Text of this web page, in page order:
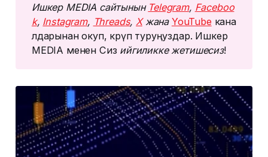
Ишкер MEDIA сайтынын Telegram, Faceboo
k, Instagram, Threads, Х жана YouTube кана
лдарынан окуп, көрүп туруңуздар. Ишкер
MEDIA менен Сиз ийгиликке жетишесиз!